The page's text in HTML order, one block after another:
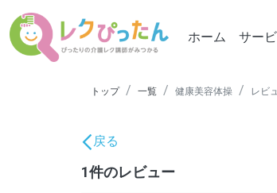
ホーム サー
トップ 一覧 健康美容体操 レビ
戻る
1件のレビュー